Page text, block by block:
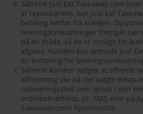
Såfremt Just Eat Takeaway.com
af restauranten, kan Just Eat
betaling herfor fra kunden.
leveringsomkostninger fremgår
på en måde, så de er synlige for
afgives. Kunden kan anmode Just
en kvittering for
Såfremt kunden vælger at afhente
afhentning ske på det valgte
udleveringssted som oplyst i den
ordrebekræftelse, pr. SMS eller på
Takeaway.coms hjemmeside.